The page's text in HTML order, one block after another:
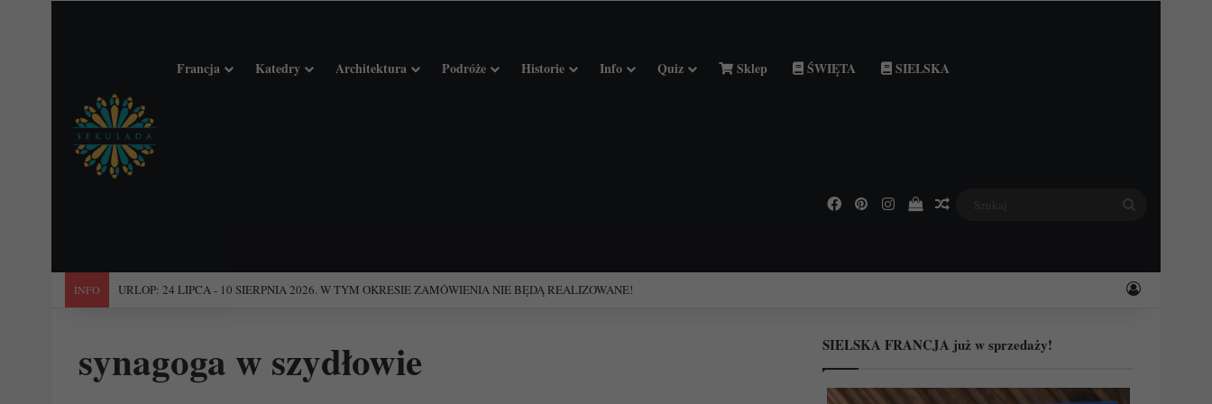
Francja Katedry Architektura Podróże Historie Info Quiz Sklep ŚWIĘTA SIELSKA
Facebook
PinterestInstagramPodejrzyj swój koszyk
Losowy wpis
INFO "Święta Francja". Przewodnik po 101 średniowiecznych kościołach Francji. Zaloguj
synagoga w szydłowie SIELSKA FRANCJA już w sprzedaży!